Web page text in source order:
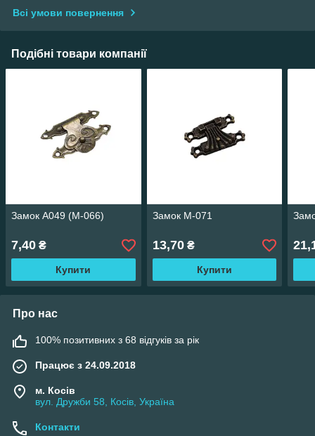
Всі умови повернення
Подібні товари компанії
Замок A049 (М-066)
7,40 ₴
Купити
Замок М-071
13,70₴
Купити
Про нас
100% позитивних з 68 відгуків за рік
Працює з 24.09.2018
м. Косів
вул. Дружби 58, Косів, Україна
Контакти